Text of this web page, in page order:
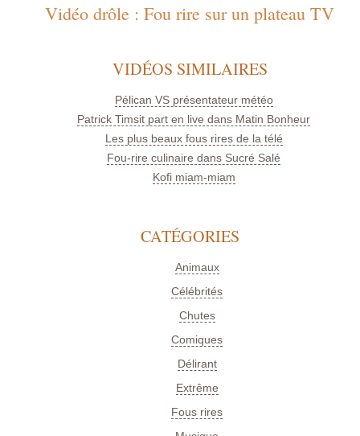
Vidéo drôle : Fou rire sur un plateau TV
VIDÉOS SIMILAIRES
Pélican VS présentateur météo
Patrick Timsit part en live dans Matin Bonheur
Les plus beaux fous rires de la télé
Fou-rire culinaire dans Sucré Salé
Kofi miam-miam
CATÉGORIES
Animaux
Célébrités
Chutes
Comiques
Délirant
Extrême
Fous rires